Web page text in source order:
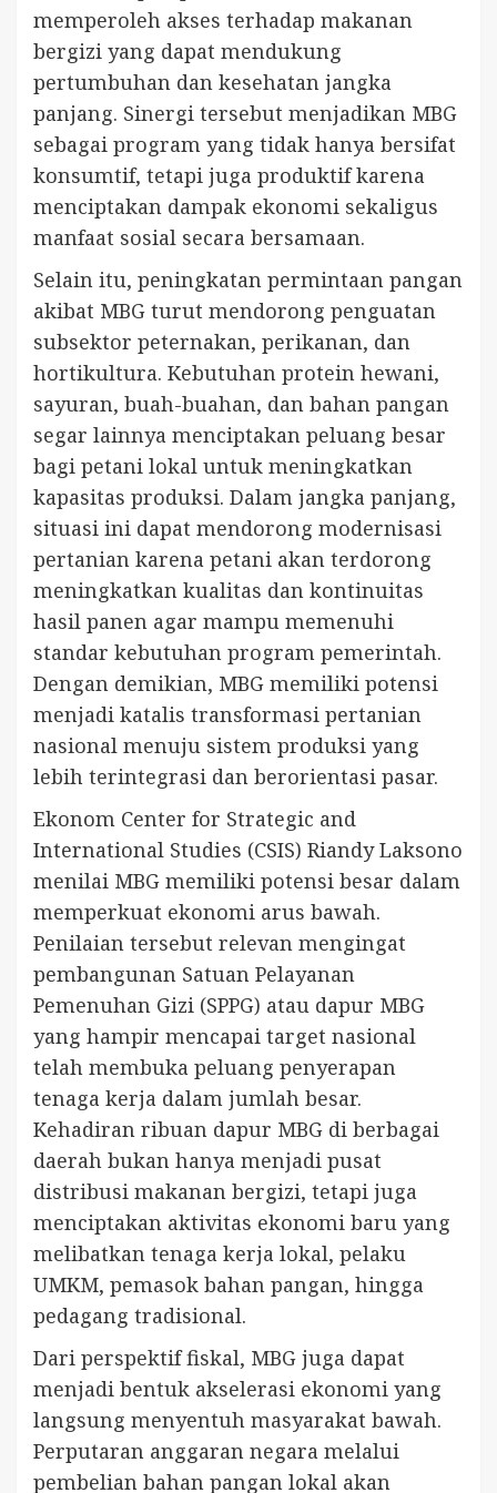
memperoleh akses terhadap makanan
bergizi yang dapat mendukung
pertumbuhan dan kesehatan jangka
panjang. Sinergi tersebut menjadikan MBG
sebagai program yang tidak hanya bersifat
konsumtif, tetapi juga produktif karena
menciptakan dampak ekonomi sekaligus
manfaat sosial secara bersamaan.
Selain itu, peningkatan permintaan pangan
akibat MBG turut mendorong penguatan
subsektor peternakan, perikanan, dan
hortikultura. Kebutuhan protein hewani,
sayuran, buah-buahan, dan bahan pangan
segar lainnya menciptakan peluang besar
bagi petani lokal untuk meningkatkan
kapasitas produksi. Dalam jangka panjang,
situasi ini dapat mendorong modernisasi
pertanian karena petani akan terdorong
meningkatkan kualitas dan kontinuitas
hasil panen agar mampu memenuhi
standar kebutuhan program pemerintah.
Dengan demikian, MBG memiliki potensi
menjadi katalis transformasi pertanian
nasional menuju sistem produksi yang
lebih terintegrasi dan berorientasi pasar.
Ekonom Center for Strategic and
International Studies (CSIS) Riandy Laksono
menilai MBG memiliki potensi besar dalam
memperkuat ekonomi arus bawah.
Penilaian tersebut relevan mengingat
pembangunan Satuan Pelayanan
Pemenuhan Gizi (SPPG) atau dapur MBG
yang hampir mencapai target nasional
telah membuka peluang penyerapan
tenaga kerja dalam jumlah besar.
Kehadiran ribuan dapur MBG di berbagai
daerah bukan hanya menjadi pusat
distribusi makanan bergizi, tetapi juga
menciptakan aktivitas ekonomi baru yang
melibatkan tenaga kerja lokal, pelaku
UMKM, pemasok bahan pangan, hingga
pedagang tradisional.
Dari perspektif fiskal, MBG juga dapat
menjadi bentuk akselerasi ekonomi yang
langsung menyentuh masyarakat bawah.
Perputaran anggaran negara melalui
pembelian bahan pangan lokal akan